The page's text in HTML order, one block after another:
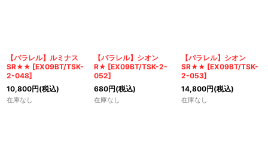
【パラレル】ルミナス
SR★★ [EX09BT/TSK-
2-048]
10,800円(税込)
在庫なし
【パラレル】シオン
R★ [EX09BT/TSK-2-
052]
680円(税込)
在庫なし
【パラレル】シオン
SR★★ [EX09BT/TSK-
2-053]
14,800円(税込)
在庫なし